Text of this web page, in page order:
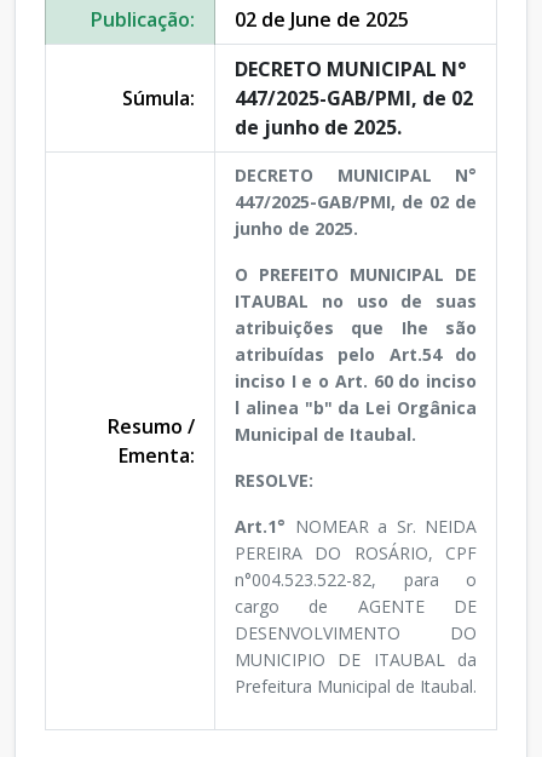
Publicação:
02 de June de 2025
Súmula:
DECRETO MUNICIPAL N°
447/2025-GAB/PMI, de 02
de junho de 2025.
Resumo /
Ementa:
DECRETO MUNICIPAL N°
447/2025-GAB/PMI, de 02 de
junho de 2025.
O PREFEITO MUNICIPAL DE
ITAUBAL no uso de suas
atribuições que Ihe são
atribuídas pelo Art.54 do
inciso I e o Art. 60 do inciso
l alinea "b" da Lei Orgânica
Municipal de Itaubal.
RESOLVE:
Art.1° NOMEAR a Sr. NEIDA
PEREIRA DO ROSÁRIO, CPF
n°004.523.522-82, para o
cargo de AGENTE DE
DESENVOLVIMENTO DO
MUNICIPIO DE ITAUBAL da
Prefeitura Municipal de Itaubal.